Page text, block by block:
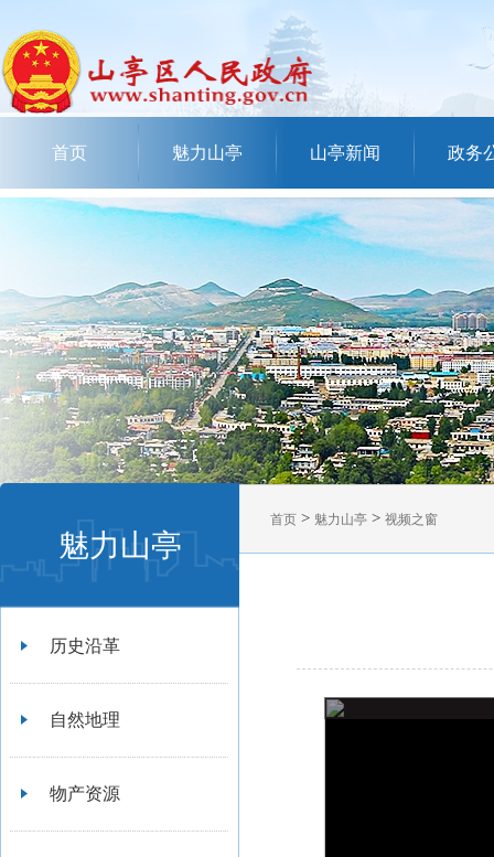
首页 魅力山亭 山亭新闻 政务
魅力山亭
历史沿革
自然地理
物产资源
首页 > 魅力山亭 > 视频之窗